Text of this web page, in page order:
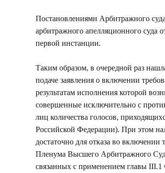
Постановлениями Арбитражного
арбитражного апелляционного суда
первой инстанции.
Таким образом, в очередной раз
подаче заявления о включении
результатам исполнения которой
совершенные исключительно с
лиц количества голосов,
Российской Федерации). При этом
достаточно для отказа во включении
Пленума Высшего Арбитражного
связанных с применением главы III.1